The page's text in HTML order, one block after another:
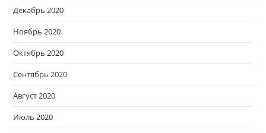
Декабрь 2020
Ноябрь 2020
Октябрь 2020
Сентябрь 2020
Август 2020
Июль 2020